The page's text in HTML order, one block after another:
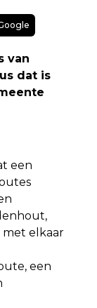
van
dat is
een
met elkaar
een